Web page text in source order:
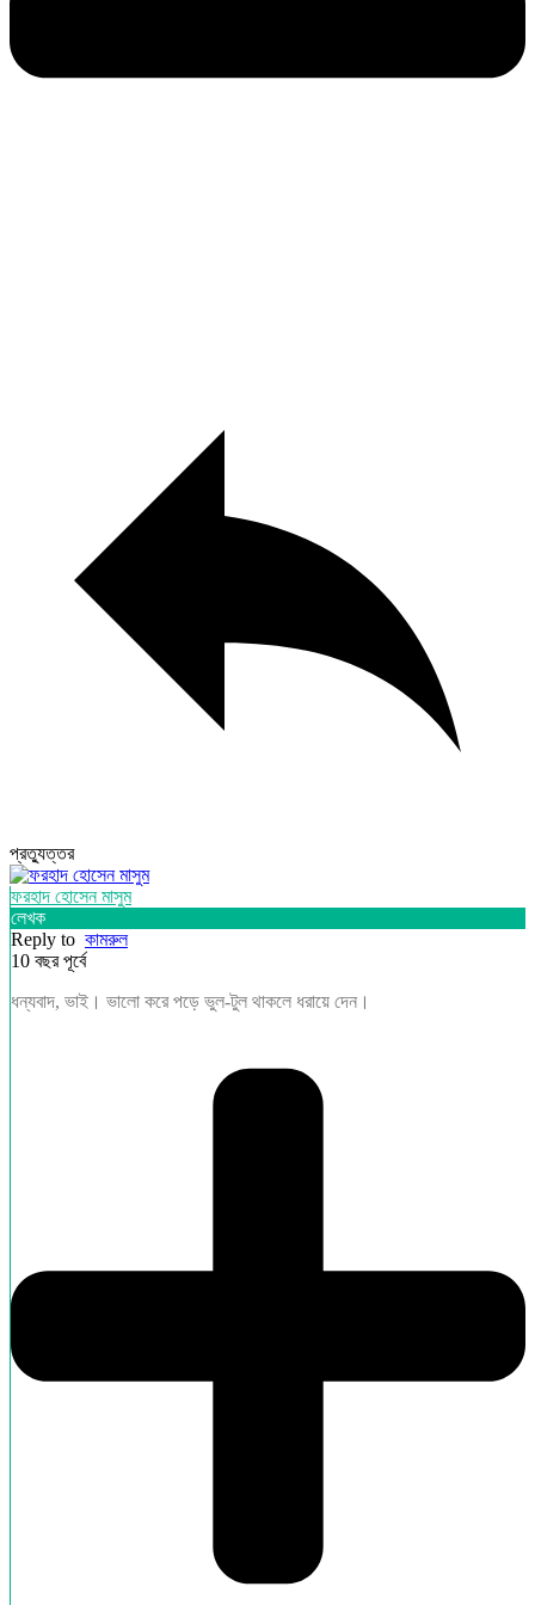
প্রত্যুত্তর
ফরহাদ হোসেন মাসুম
লেখক
Reply to কামরুল
10 বছর পূর্বে
ধন্যবাদ, ভাই। ভালো করে পড়ে ভুল-টুল থাকলে ধরায়ে দেন।